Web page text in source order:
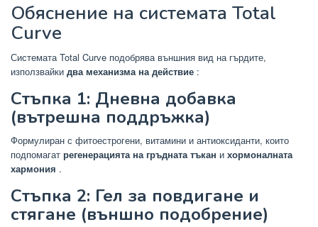
Обяснение на системата Total
Curve
Системата Total Curve подобрява външния вид на гърдите,
използвайки два механизма на действие :
Стъпка 1: Дневна добавка
(вътрешна поддръжка)
Формулиран с фитоестрогени, витамини и антиоксиданти, които
подпомагат регенерацията на гръдната тъкан и хормоналната
хармония .
Стъпка 2: Гел за повдигане и
стягане (външно подобрение)